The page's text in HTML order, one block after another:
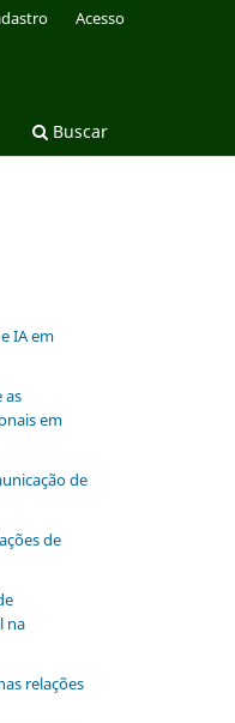
Buscar
Acesso
IA em
as
em
de
de
na
relações